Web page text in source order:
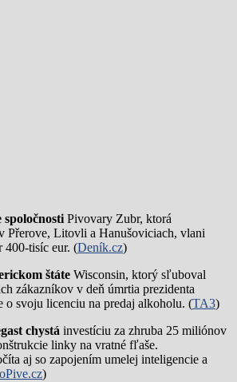
spoločnosti Pivovary Zubr, ktorá
Přerove, Litovli a Hanušoviciach, vlani
400-tisíc eur. (Deník.cz)
štáte Wisconsin, ktorý sľuboval
zákazníkov v deň úmrtia prezidenta
o svoju licenciu na predaj alkoholu. (TA3)
chystá investíciu za zhruba 25 miliónov
linky na vratné fľaše.
aj so zapojením umelej inteligencie a
oPive.cz)